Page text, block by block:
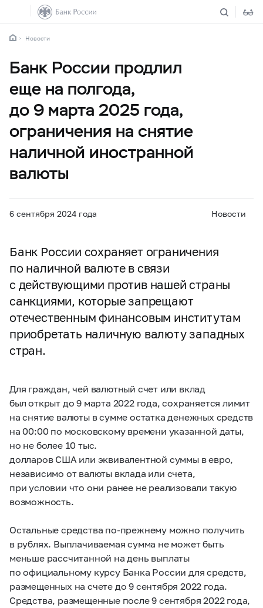
Новости
Банк России продлил
еще на полгода,
до 9 марта 2025 года,
ограничения на снятие
наличной иностранной
валюты
6 сентября 2024 года Новости
Банк России сохраняет ограничения
по наличной валюте в связи
с действующими против нашей страны
санкциями, которые запрещают
отечественным финансовым институтам
приобретать наличную валюту западных
стран.
Для граждан, чей валютный счет или вклад
был открыт до 9 марта 2022 года, сохраняется лимит
на снятие валюты в сумме остатка денежных средств
на 00:00 по московскому времени указанной даты,
но не более 10 тыс.
долларов США или эквивалентной суммы в евро,
независимо от валюты вклада или счета,
при условии что они ранее не реализовали такую
возможность.
Остальные средства по-прежнему можно получить
в рублях. Выплачиваемая сумма не может быть
меньше рассчитанной на день выплаты
по официальному курсу Банка России для средств,
размещенных на счете до 9 сентября 2022 года.
Средства, размещенные после 9 сентября 2022 года,